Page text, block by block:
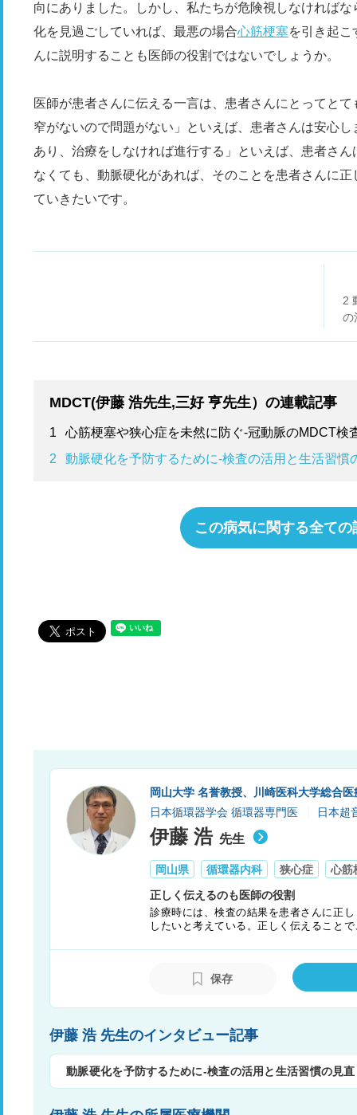
向にありました。しかし、私たちが危険視しなければ
化を見過ごしていれば、最悪の場合心筋梗塞を引き起こ
んに説明することも医師の役割ではないでしょうか。
医師が患者さんに伝える一言は、患者さんにとってと
窄がないので問題がない」といえば、患者さんは安心
あり、治療をしなければ進行する」といえば、患者さ
なくても、動脈硬化があれば、そのことを患者さんに
ていきたいです。
2
の
MDCT(伊藤 浩先生,三好 亨先生）の連載記事
1
心筋梗塞や狭心症を未然に防ぐ-冠動脈のMDCT検
2
動脈硬化を予防するために-検査の活用と生活習慣
この病気に関する全て
岡山大学 名誉教授、川崎医科大学総合
日本循環器学会 循環器専門医
日本超
伊藤 浩 先生
岡山県 循環器内科 狭心症
心筋
正しく伝えるのも医師の役割
診療時には、検査の結果を患者さんに正
したいと考えている。正しく伝えること
保存
伊藤 浩 先生のインタビュー記事
動脈硬化を予防するために-検査の活用と生活習慣の見